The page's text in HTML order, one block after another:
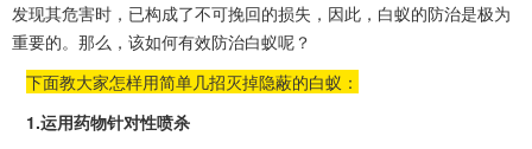
发现其危害时，已构成了不可挽回的损失，因此，白蚁的防治是极为
重要的。那么，该如何有效防治白蚁呢？
下面教大家怎样用简单几招灭掉隐蔽的白蚁：
1.运用药物针对性喷杀